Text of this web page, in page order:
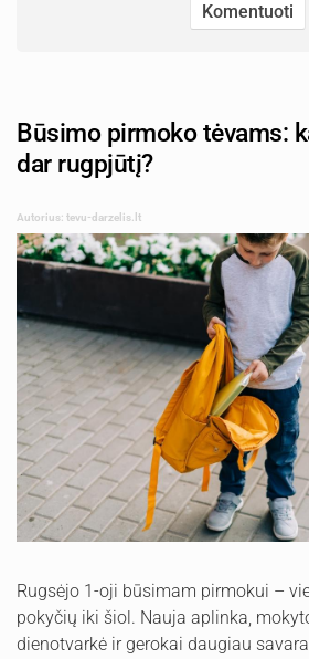
Būsimo pirmoko tėvams:
dar rugpjūtį?
Autorius: tevu-darzelis.lt
Rugsėjo 1-oji būsimam pirmokui –
pokyčių iki šiol. Nauja aplinka,
dienotvarkė ir gerokai daugiau